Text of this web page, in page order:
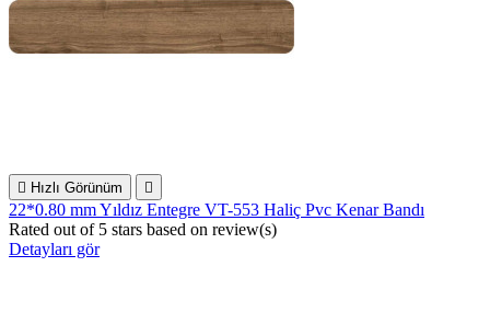
 Hızlı Görünüm 
22*0.80 mm Yıldız Entegre VT-553 Haliç Pvc Kenar Bandı
Rated out of 5 stars based on review(s)
Detayları gör